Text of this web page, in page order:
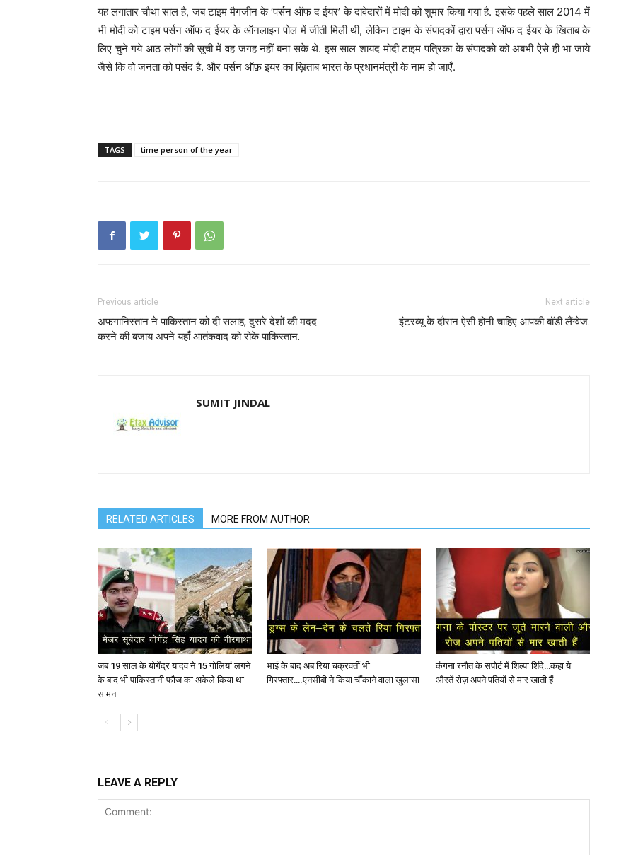
यह लगातार चौथा साल है, जब टाइम मैगजीन के ‘पर्सन ऑफ द ईयर’ के दावेदारों में मोदी को शुमार किया गया है. इसके पहले साल 2014 में
भी मोदी को टाइम पर्सन ऑफ द ईयर के ऑनलाइन पोल में जीती मिली थी, लेकिन टाइम के संपादकों द्वारा पर्सन ऑफ द ईयर के खिताब के
लिए चुने गये आठ लोगों की सूची में वह जगह नहीं बना सके थे. इस साल शायद मोदी टाइम पत्रिका के संपादको को अबभी ऐसे ही भा जाये
जैसे कि वो जनता को पसंद है. और पर्सन ऑफ़ इयर का ख़िताब भारत के प्रधानमंत्री के नाम हो जाएँ.
TAGS time person of the year
Previous article
अफगानिस्तान ने पाकिस्तान को दी सलाह, दुसरे देशों की मदद
करने की बजाय अपने यहाँ आतंकवाद को रोके पाकिस्तान.
Next article
इंटरव्यू के दौरान ऐसी होनी चाहिए आपकी बॉडी लैंग्वेज.
SUMIT JINDAL
RELATED ARTICLES MORE FROM AUTHOR
जब 19 साल के योगेंद्र यादव ने 15 गोलियां लगने
के बाद भी पाकिस्तानी फौज का अकेले किया था
सामना
भाई के बाद अब रिया चक्रवर्ती भी
गिरफ्तार….एनसीबी ने किया चौंकाने वाला खुलासा
कंगना रनौत के सपोर्ट में शिल्पा शिंदे…कहा ये
औरतें रोज़ अपने पतियों से मार खाती हैं
LEAVE A REPLY